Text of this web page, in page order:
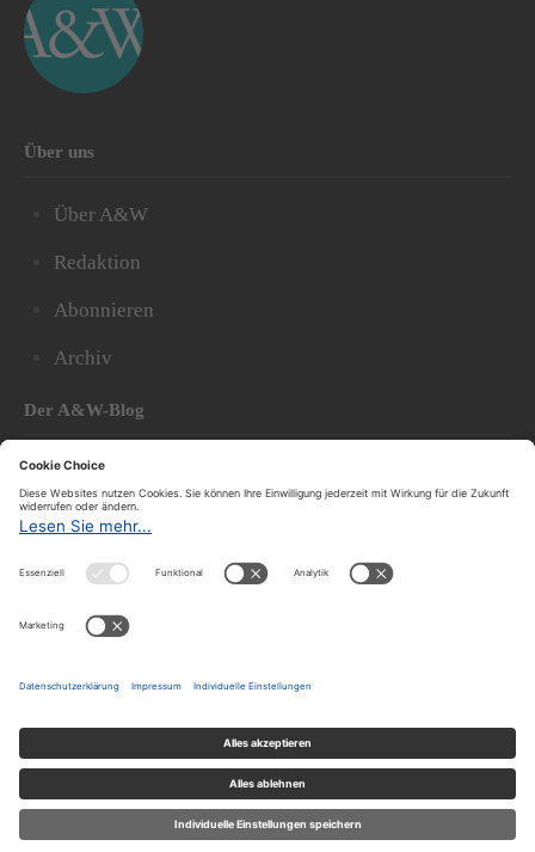
Über uns
Über A&W
Redaktion
Abonnieren
Archiv
Der A&W-Blog
DerA&W-Blog
hat sich in den vergangenen Jahren zu einem der
bedeutendsten politischen Blogs in Österreich
entwickelt.
Impressum und Offenlegung
Datenschutzeinstellungen